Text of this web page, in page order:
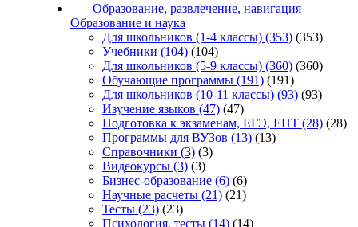
Образование, развлечение, навигация
Образование и наука
Для школьников (1-4 классы) (353) (353)
Учебники (104) (104)
Для школьников (5-9 классы) (360) (360)
Обучающие программы (191) (191)
Для школьников (10-11 классы) (93) (93)
Изучение языков (47) (47)
Подготовка к экзаменам, ЕГЭ, ЕНТ (28) (28)
Программы для ВУЗов (13) (13)
Справочники (3) (3)
Видеокурсы (3) (3)
Бизнес-образование (6) (6)
Научные расчеты (21) (21)
Тесты (23) (23)
Психология, тесты (14) (14)